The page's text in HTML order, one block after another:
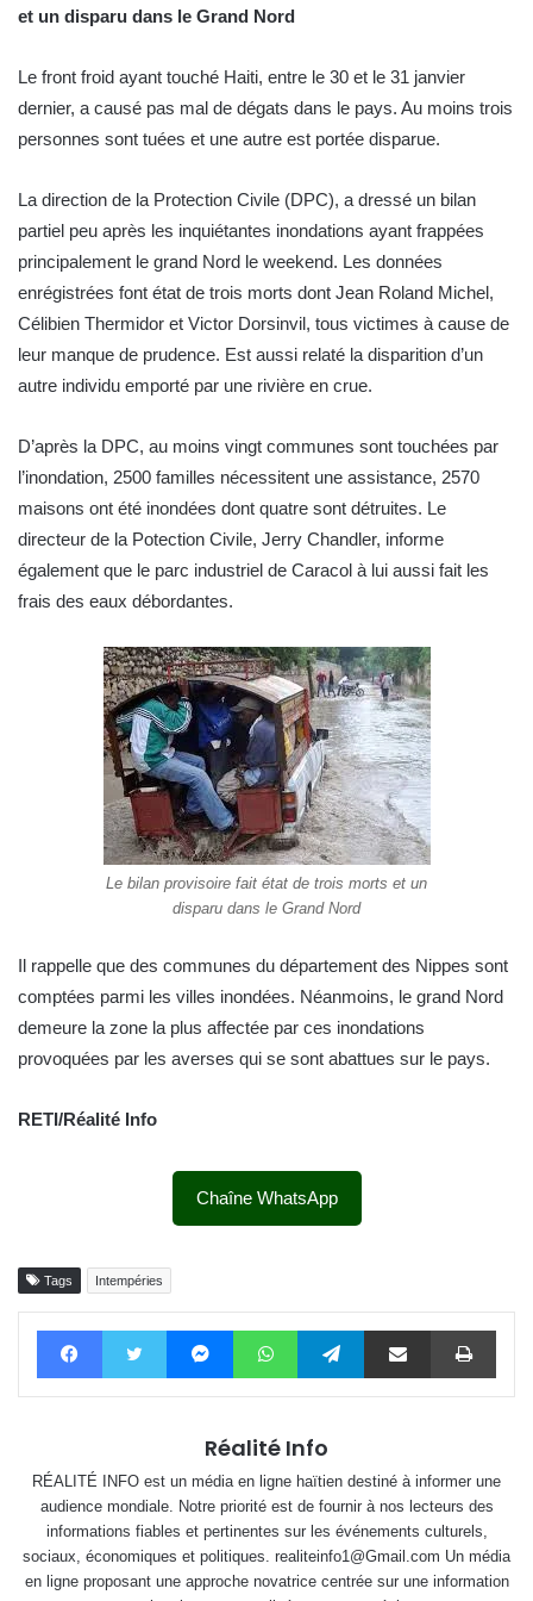
et un disparu dans le Grand Nord
Le front froid ayant touché Haiti, entre le 30 et le 31 janvier
dernier, a causé pas mal de dégats dans le pays. Au moins trois
personnes sont tuées et une autre est portée disparue.
La direction de la Protection Civile (DPC), a dressé un bilan
partiel peu après les inquiétantes inondations ayant frappées
principalement le grand Nord le weekend. Les données
enrégistrées font état de trois morts dont Jean Roland Michel,
Célibien Thermidor et Victor Dorsinvil, tous victimes à cause de
leur manque de prudence. Est aussi relaté la disparition d’un
autre individu emporté par une rivière en crue.
D’après la DPC, au moins vingt communes sont touchées par
l’inondation, 2500 familles nécessitent une assistance, 2570
maisons ont été inondées dont quatre sont détruites. Le
directeur de la Potection Civile, Jerry Chandler, informe
également que le parc industriel de Caracol à lui aussi fait les
frais des eaux débordantes.
Le bilan provisoire fait état de trois morts et un
disparu dans le Grand Nord
Il rappelle que des communes du département des Nippes sont
comptées parmi les villes inondées. Néanmoins, le grand Nord
demeure la zone la plus affectée par ces inondations
provoquées par les averses qui se sont abattues sur le pays.
RETI/Réalité Info
Chaîne WhatsApp
Tags Intempéries
FacebookTwitter MessengerWhatsAppTelegram Partager par email
Réalité Info
RÉALITÉ INFO est un média en ligne haïtien destiné à informer une
audience mondiale. Notre priorité est de fournir à nos lecteurs des
informations fiables et pertinentes sur les événements culturels,
sociaux, économiques et politiques. realiteinfo1@Gmail.com Un média
en ligne proposant une approche novatrice centrée sur une information